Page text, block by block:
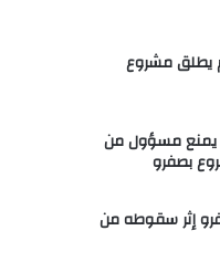
يطلق مشروع
يمنع مسؤول من
بصفرو
إثر سقوطه من